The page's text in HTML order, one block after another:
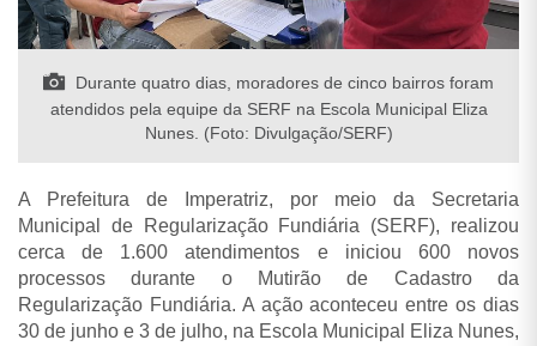
Durante quatro dias, moradores de cinco bairros foram
atendidos pela equipe da SERF na Escola Municipal Eliza
Nunes. (Foto: Divulgação/SERF)
A Prefeitura de Imperatriz, por meio da Secretaria
Municipal de Regularização Fundiária (SERF), realizou
cerca de 1.600 atendimentos e iniciou 600 novos
processos durante o Mutirão de Cadastro da
Regularização Fundiária. A ação aconteceu entre os dias
30 de junho e 3 de julho, na Escola Municipal Eliza Nunes,